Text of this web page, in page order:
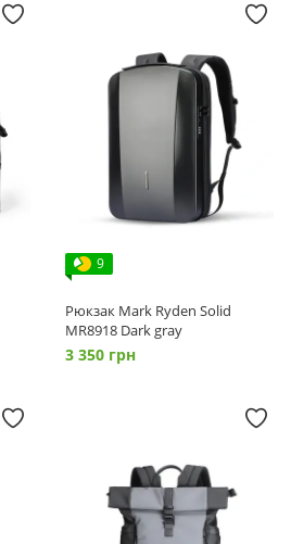
9
Рюкзак Mark Ryden Solid
MR8918 Dark gray
3 350 грн